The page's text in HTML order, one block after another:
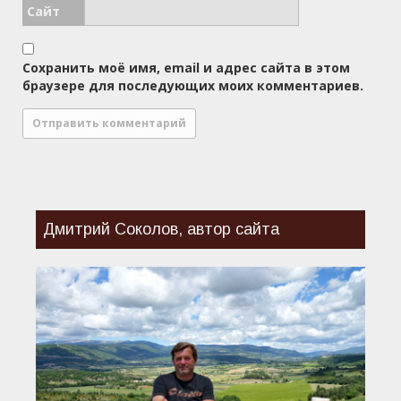
Сайт
Сохранить моё имя, email и адрес сайта в этом
браузере для последующих моих комментариев.
Дмитрий Соколов, автор сайта